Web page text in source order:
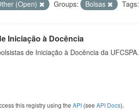
(Open) Groups: Bolsas Tags:
Iniciação à Docência
de Iniciação à Docência da UFCSPA.
this registry using the API (see API Docs).